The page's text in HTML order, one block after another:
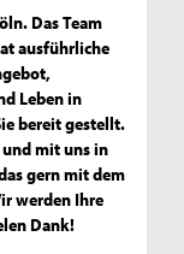
Das Team
ausführliche
Leben in
bereit gestellt.
und mit uns in
gern mit dem
werden Ihre
Dank!